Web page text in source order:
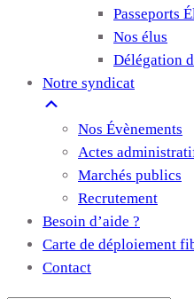
Passeports
Nos élus
Délégation
Notre syndicat
Nos Évènements
Actes
Marchés publics
Recrutement
Besoin d’aide ?
Carte de déploiement
Contact